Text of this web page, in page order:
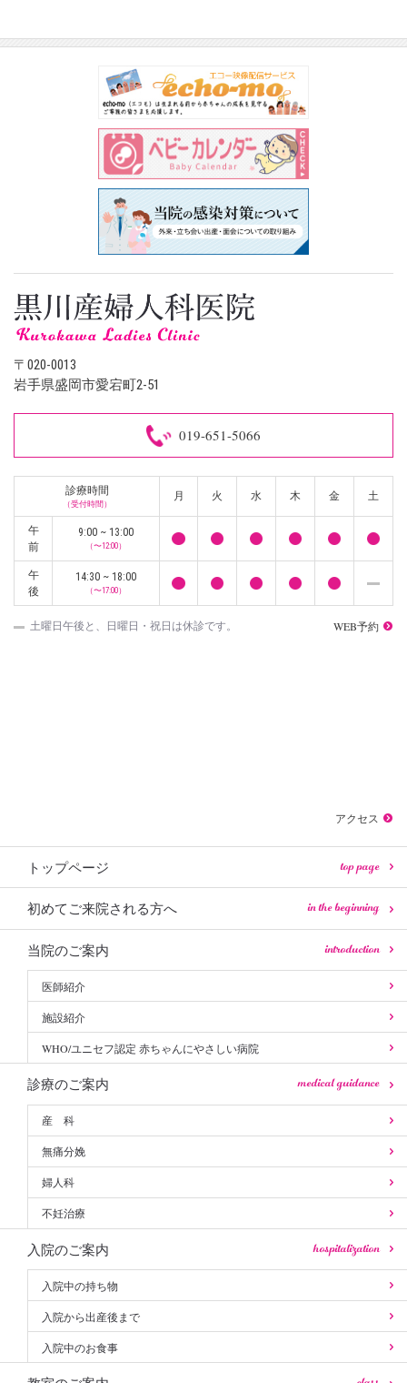
〒020-0013
岩手県盛岡市愛宕町2-51
019-651-5066
診療時間
（受付時間）
月 火 水 木 金 土
午
前
9:00 ~ 13:00
（〜12:00）
午
後
14:30 ~ 18:00
（〜17:00）
土曜日午後と、日曜日・祝日は休診です。 WEB予約
アクセス
トップページ top page
初めてご来院される方へ in the beginning
当院のご案内 introduction
医師紹介
施設紹介
WHO/ユニセフ認定 赤ちゃんにやさしい病院
診療のご案内 medical guidance
産 科
無痛分娩
婦人科
不妊治療
入院のご案内 hospitalization
入院中の持ち物
入院から出産後まで
入院中のお食事